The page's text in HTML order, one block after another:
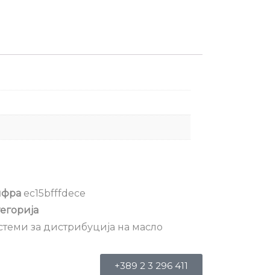
ec15bfffdece
за дистрибуција на масло
+389 2 3 296 411